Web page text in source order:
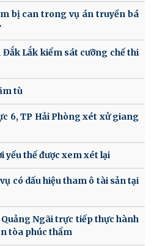
bị can trong vụ án truyền bá
Đắk Lắk kiểm sát cưỡng chế thi
tù
6, TP Hải Phòng xét xử giang
yếu thế được xem xét lại
có dấu hiệu tham ô tài sản tại
Ngãi trực tiếp thực hành
tòa phúc thẩm